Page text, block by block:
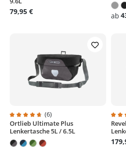
79,95 € ab
Durchschnittliche Bewertung von
(6)
Ortlieb Ultimate Plus
Lenkertasche 5L / 6.5L